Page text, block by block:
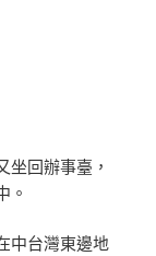
坐回辦事臺，
。
中台灣東邊地